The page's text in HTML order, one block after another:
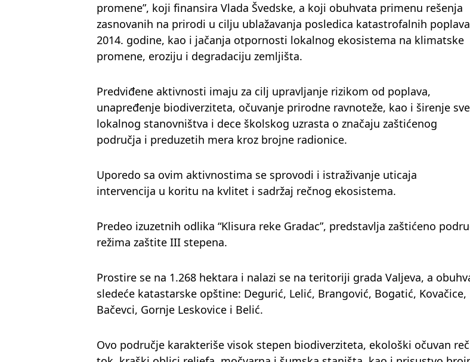
promene”, koji finansira Vlada Švedske, a koji obuhvata primenu rešenja
zasnovanih na prirodi u cilju ublažavanja posledica katastrofalnih
2014. godine, kao i jačanja otpornosti lokalnog ekosistema na klimatske
promene, eroziju i degradaciju zemljišta.
Predviđene aktivnosti imaju za cilj upravljanje rizikom od poplava,
unapređenje biodiverziteta, očuvanje prirodne ravnoteže, kao i širenje
lokalnog stanovništva i dece školskog uzrasta o značaju zaštićenog
područja i preduzetih mera kroz brojne radionice.
Uporedo sa ovim aktivnostima se sprovodi i istraživanje uticaja
intervencija u koritu na kvlitet i sadržaj rečnog ekosistema.
Predeo izuzetnih odlika “Klisura reke Gradac”, predstavlja zaštićeno
režima zaštite III stepena.
Prostire se na 1.268 hektara i nalazi se na teritoriji grada Valjeva, a
sledeće katastarske opštine: Degurić, Lelić, Brangović, Bogatić, Kovačice,
Bačevci, Gornje Leskovice i Belić.
Ovo područje karakteriše visok stepen biodiverziteta, ekološki očuvan